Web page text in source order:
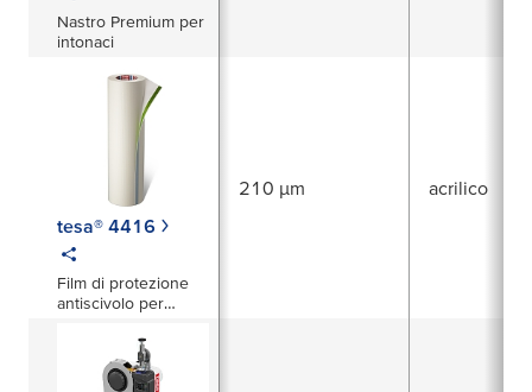
Nastro Premium per
intonaci
tesa® 4416
Film di protezione
antiscivolo per
210 µm acrilico